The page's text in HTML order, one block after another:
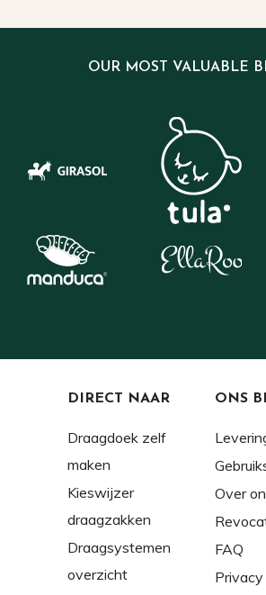
OUR MOST VALUABLE
DIRECT NAAR
Draagdoek zelf
maken
Kieswijzer
draagzakken
Draagsystemen
overzicht
ONS
Over
FAQ
Privacy